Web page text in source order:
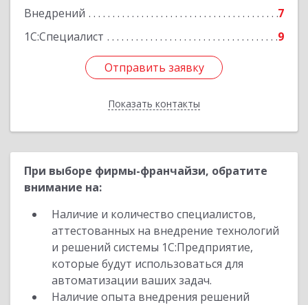
Внедрений
7
1С:Специалист
9
Отправить заявку
Показать контакты
Отправить заявку
Назад
При выборе фирмы-франчайзи, обратите
внимание на:
Наличие и количество специалистов,
аттестованных на внедрение технологий
и решений системы 1С:Предприятие,
которые будут использоваться для
автоматизации ваших задач.
Наличие опыта внедрения решений